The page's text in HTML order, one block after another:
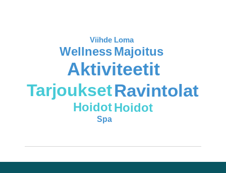
Viihde
Wellness
Loma
Majoitus
Aktiviteetit
Spa
Hoidot
Tarjoukset
Hoidot
Ravintolat